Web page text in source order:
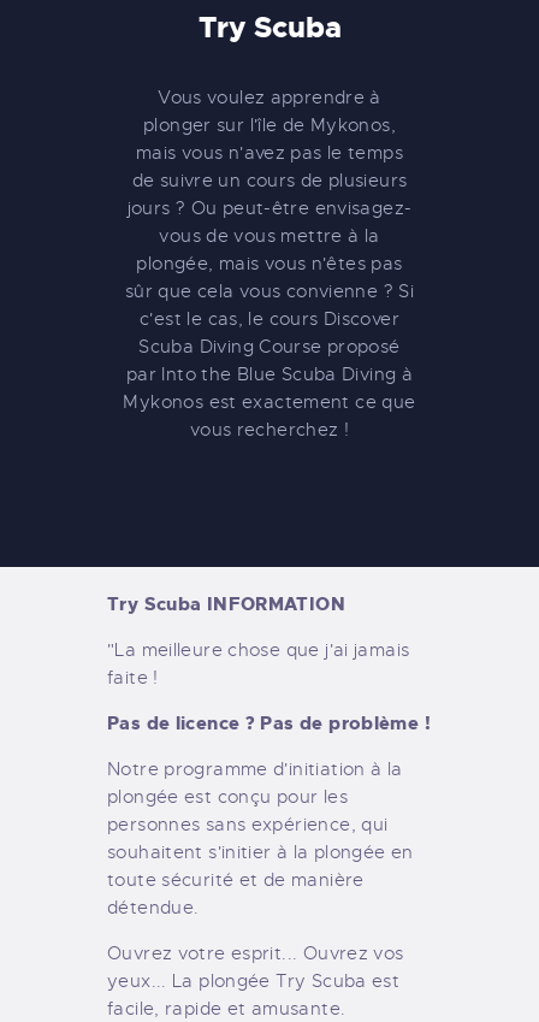
Try Scuba
Vous voulez apprendre à
plonger sur l'île de Mykonos,
mais vous n'avez pas le temps
de suivre un cours de plusieurs
jours ? Ou peut-être envisagez-
vous de vous mettre à la
plongée, mais vous n'êtes pas
sûr que cela vous convienne ? Si
c'est le cas, le cours Discover
Scuba Diving Course proposé
par Into the Blue Scuba Diving à
Mykonos est exactement ce que
vous recherchez !
Try Scuba INFORMATION
"La meilleure chose que j'ai jamais
faite !
Pas de licence ? Pas de problème !
Notre programme d'initiation à la
plongée est conçu pour les
personnes sans expérience, qui
souhaitent s'initier à la plongée en
toute sécurité et de manière
détendue.
Ouvrez votre esprit... Ouvrez vos
yeux... La plongée Try Scuba est
facile, rapide et amusante.